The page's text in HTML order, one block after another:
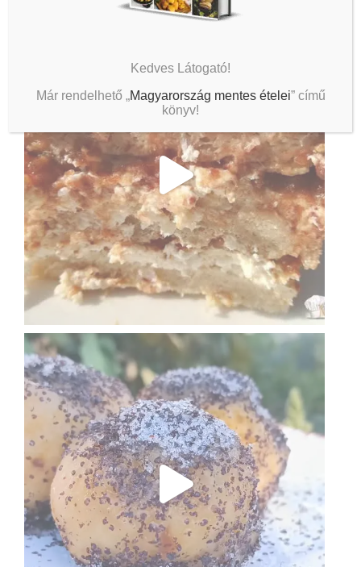
Kedves Látogató!
Már rendelhető „Magyarország mentes ételei” című
könyv!